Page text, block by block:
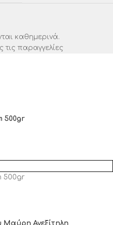
καθημερινά.
παραγγελίες
500gr
500gr
Μαύρη Ανεξίτηλη